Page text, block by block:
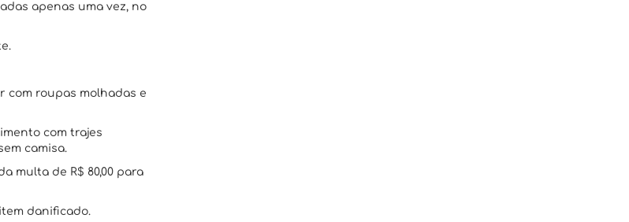
apenas uma vez, no
com roupas molhadas e
com trajes
camisa.
multa de R$ 80,00 para
danificado.